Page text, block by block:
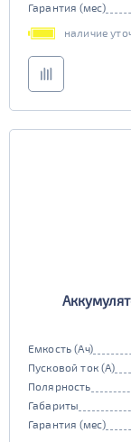
Гарантия (мес)
наличие
Емкость (Ач)
Пусковой ток (А)
Полярность
Габариты
Гарантия (мес)